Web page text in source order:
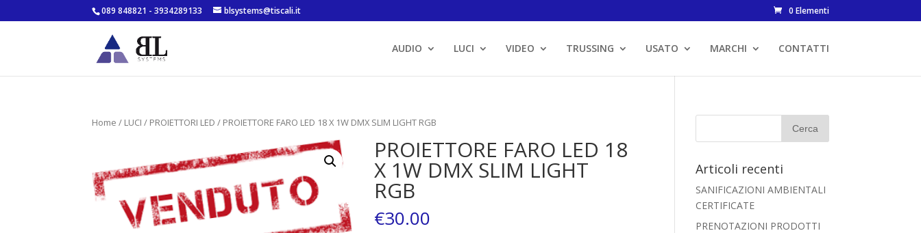
089 848821 - 3934289133 blsystems@tiscali.it 0 Elementi
AUDIO LUCI VIDEO TRUSSING USATO MARCHI CONTATTI
Home / LUCI / PROIETTORI LED / PROIETTORE FARO LED 18 X 1W DMX SLIM LIGHT RGB
PROIETTORE FARO LED 18
X 1W DMX SLIM LIGHT
RGB
€30.00
Articoli recenti
SANIFICAZIONI AMBIENTALI
CERTIFICATE
PRENOTAZIONI PRODOTTI